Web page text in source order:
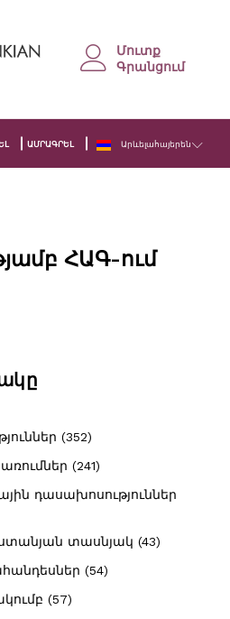
Մուտք
Գրանցում
ԱՄՐԱԳՐԵԼ Արևելահայերեն
ՀԱԳ-ում
(352)
(241)
դասախոսություններ
տասնյակ (43)
(54)
(57)